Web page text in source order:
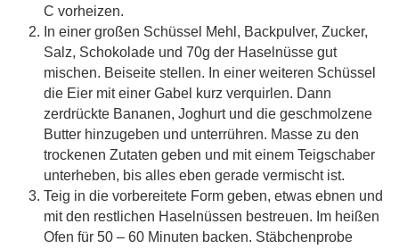
C vorheizen.
In einer großen Schüssel Mehl, Backpulver, Zucker,
Salz, Schokolade und 70g der Haselnüsse gut
mischen. Beiseite stellen. In einer weiteren Schüssel
die Eier mit einer Gabel kurz verquirlen. Dann
zerdrückte Bananen, Joghurt und die geschmolzene
Butter hinzugeben und unterrühren. Masse zu den
trockenen Zutaten geben und mit einem Teigschaber
unterheben, bis alles eben gerade vermischt ist.
Teig in die vorbereitete Form geben, etwas ebnen und
mit den restlichen Haselnüssen bestreuen. Im heißen
Ofen für 50 – 60 Minuten backen. Stäbchenprobe